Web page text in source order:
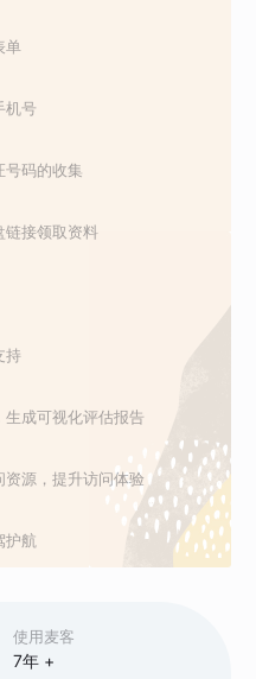
使用麦客
7年 +
单
机号
号码的收集
链接领取资料
持
生成可视化评估报告
源，提升访问体验
护航